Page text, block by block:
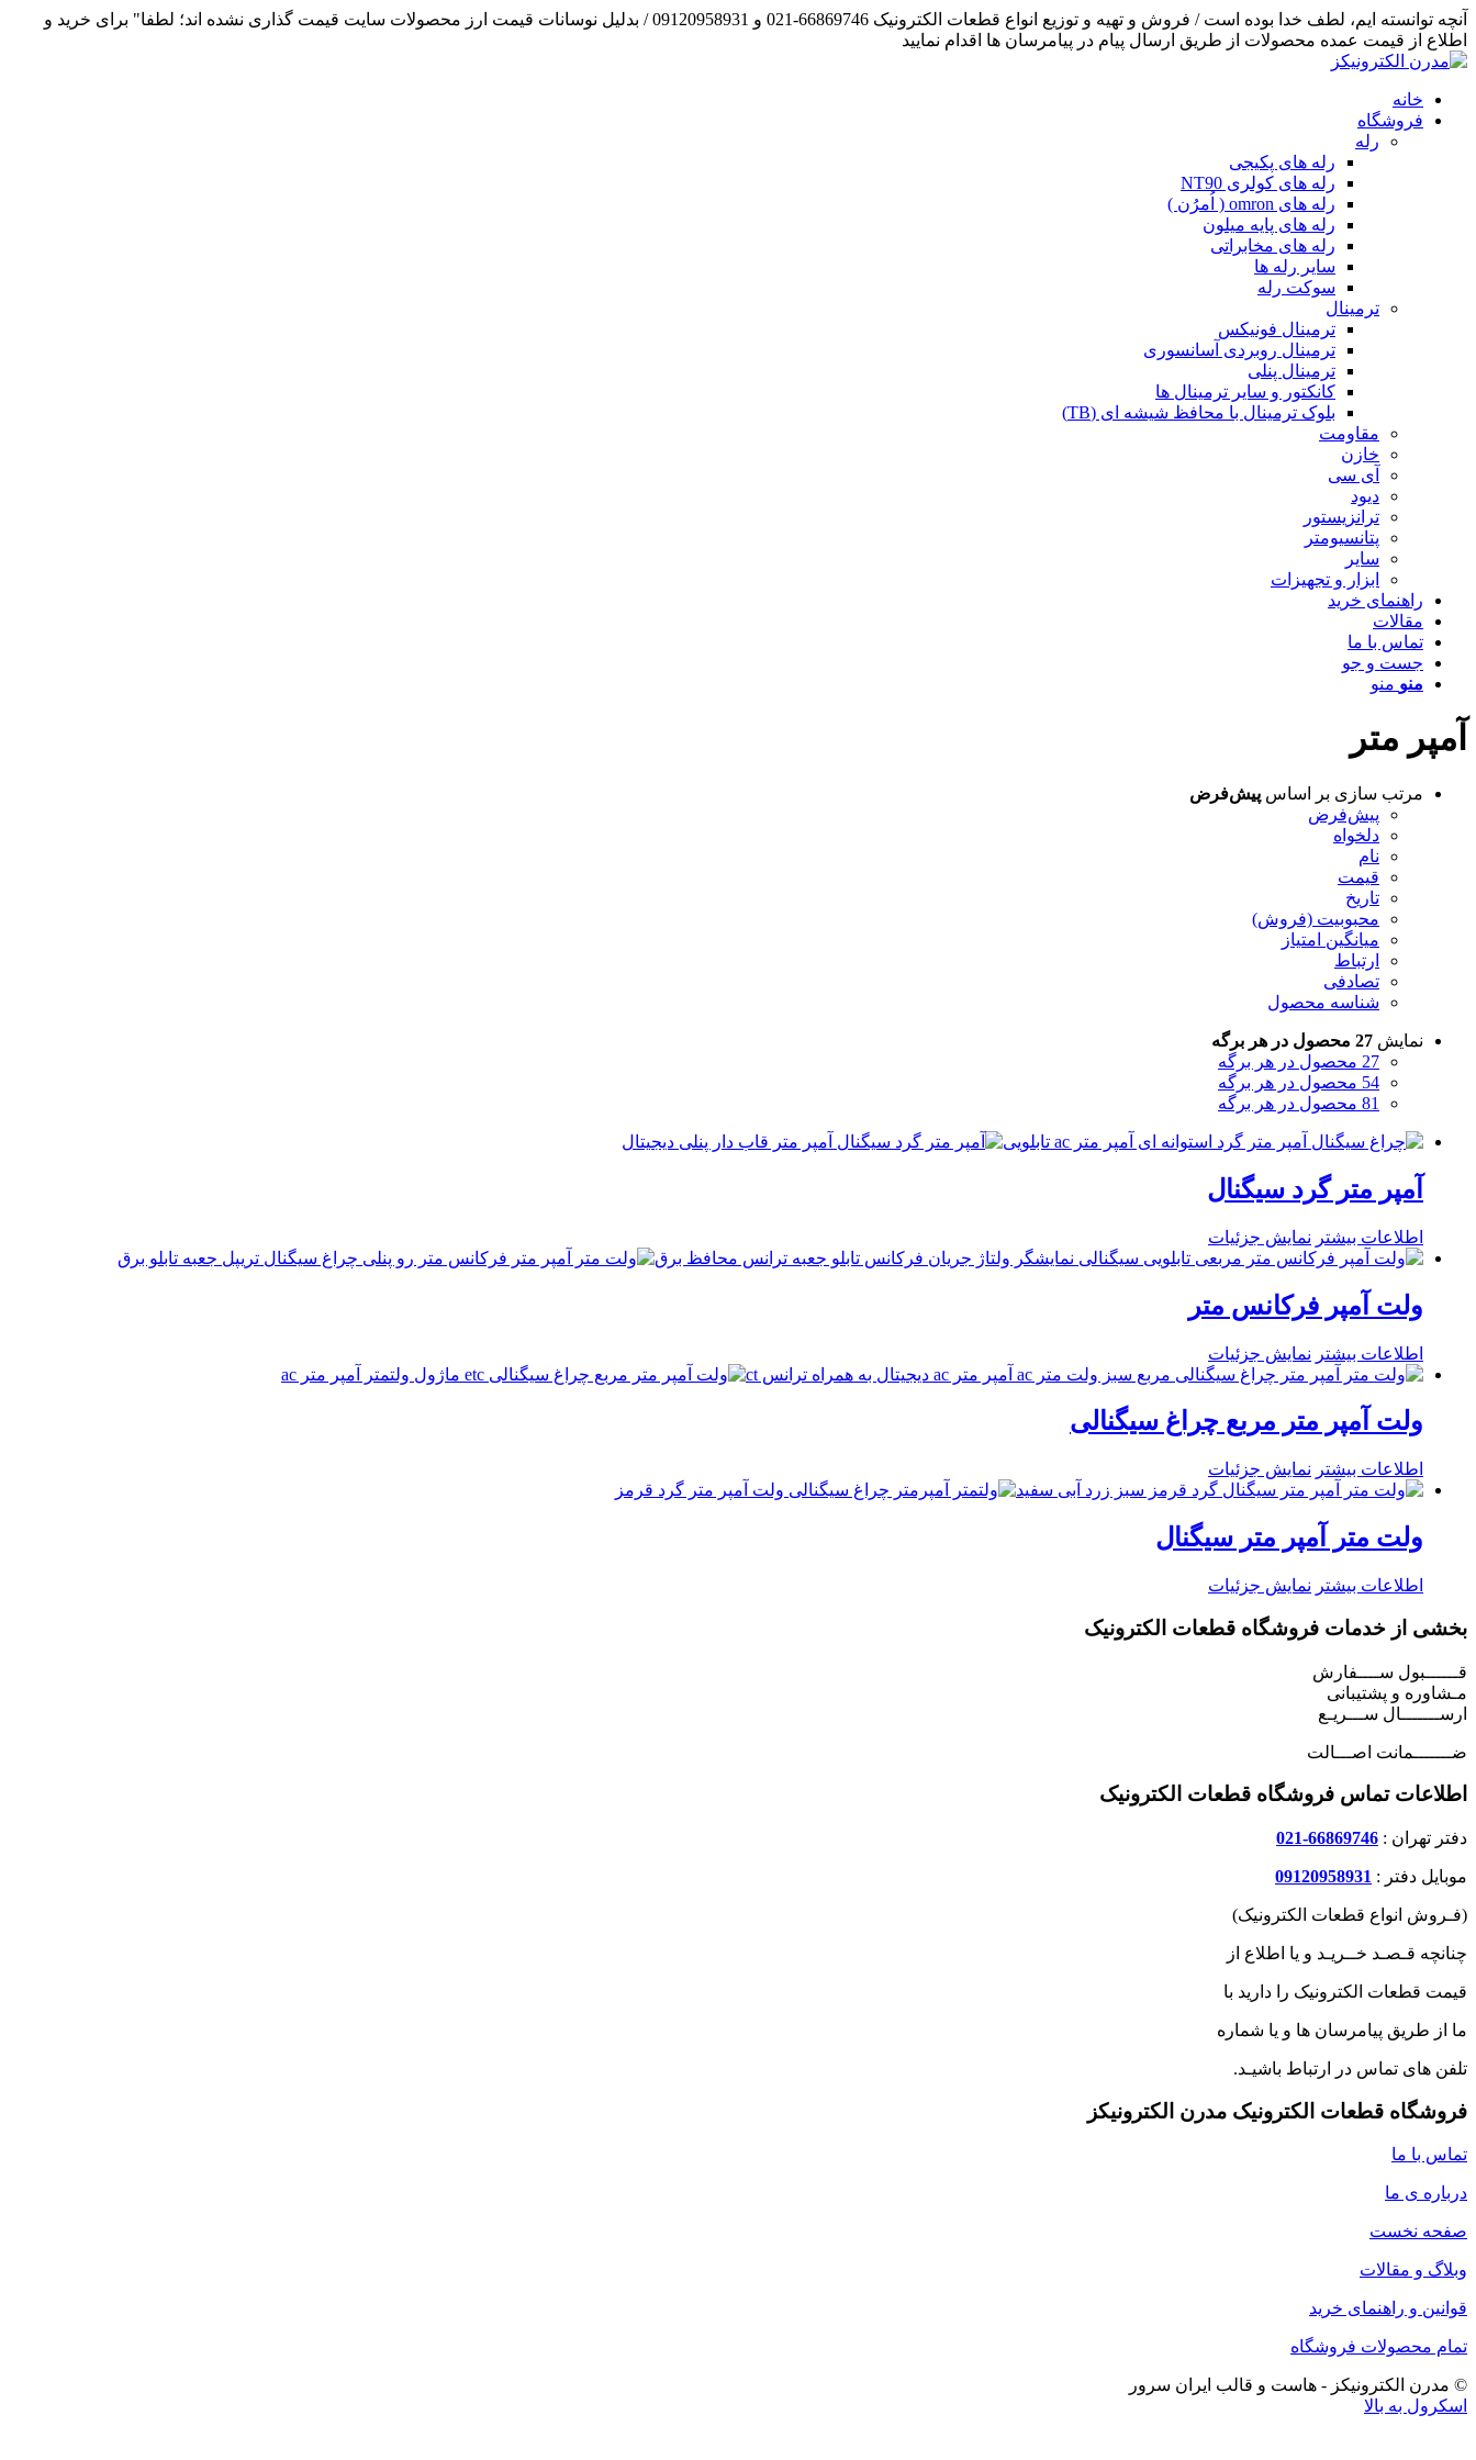
آنچه توانسته ایم، لطف خدا بوده است / فروش و تهیه و توزیع انواع قطعات الکترونیک 66869746-021 و 09120958931 / بدلیل نوسانات قیمت ارز محصولات سایت قیمت گذاری نشده اند؛ لطفا" برای خرید و
اطلاع از قیمت عمده محصولات از طریق ارسال پیام در پیامرسان ها اقدام نمایید
خانه
فروشگاه
رله
رله های پکیجی
رله های کولری NT90
رله های omron ( اُمرُن )
رله های پایه میلون
رله های مخابراتی
سایر رله ها
سوکت رله
ترمینال
ترمینال فونیکس
ترمینال روبردی آسانسوری
ترمینال پنلی
کانکتور و سایر ترمینال ها
بلوک ترمینال با محافظ شیشه ای (TB)
مقاومت
خازن
آی سی
دیود
ترانزیستور
پتانسیومتر
سایر
ابزار و تجهیزات
راهنمای خرید
مقالات
تماس با ما
جست و جو
منو منو
آمپر متر
مرتب سازی بر اساس پیش‌فرض
پیش‌فرض
دلخواه
نام
قیمت
تاریخ
محبوبیت (فروش)
میانگین امتیاز
ارتباط
تصادفی
شناسه محصول
نمایش 27 محصول در هر برگه
27 محصول در هر برگه
54 محصول در هر برگه
81 محصول در هر برگه
آمپر متر گرد سیگنال
اطلاعات بیشتر نمایش جزئیات
ولت آمپر فرکانس متر
اطلاعات بیشتر نمایش جزئیات
ولت آمپر متر مربع چراغ سیگنالی
اطلاعات بیشتر نمایش جزئیات
ولت متر آمپر متر سیگنال
اطلاعات بیشتر نمایش جزئیات
بخشی از خدمات فروشگاه قطعات الکترونیک
قــــــبول ســــفارش
مـشاوره و پشتیبانی
ارســـــــال ســـریـع
ضـــــــمانت اصـــالت
اطلاعات تماس فروشگاه قطعات الکترونیک
دفتر تهران : 66869746-021
موبایل دفتر : 09120958931
(فـروش انواع قطعات الکترونیک)
چنانچه قـصـد خــریـد و یا اطلاع از
قیمت قطعات الکترونیک را دارید با
ما از طریق پیامرسان ها و یا شماره
تلفن های تماس در ارتباط باشیـد.
فروشگاه قطعات الکترونیک مدرن الکترونیکز
تماس با ما
درباره ی ما
صفحه نخست
وبلاگ و مقالات
قوانین و راهنمای خرید
تمام محصولات فروشگاه
© مدرن الکترونیکز - هاست و قالب ایران سرور
اسکرول به بالا